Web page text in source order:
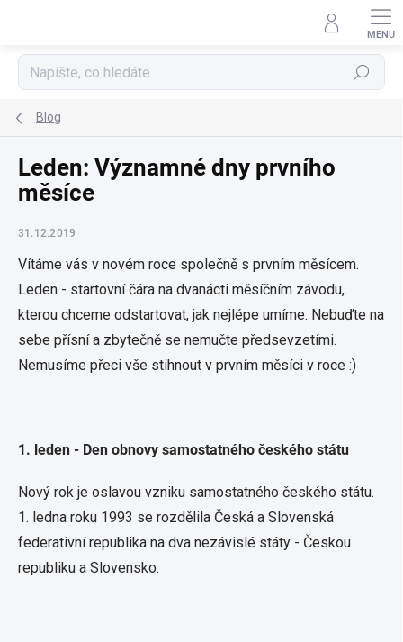
Hledat
Blog
Leden: Významné dny prvního
měsíce
31.12.2019
Vítáme vás v novém roce společně s prvním měsícem.
Leden - startovní čára na dvanácti měsíčním závodu,
kterou chceme odstartovat, jak nejlépe umíme. Nebuďte na
sebe přísní a zbytečně se nemučte předsevzetími.
Nemusíme přeci vše stihnout v prvním měsíci v roce :)
1. leden - Den obnovy samostatného českého státu
Nový rok je oslavou vzniku samostatného českého státu.
1. ledna roku 1993 se rozdělila Česká a Slovenská
federativní republika na dva nezávislé státy - Českou
republiku a Slovensko.